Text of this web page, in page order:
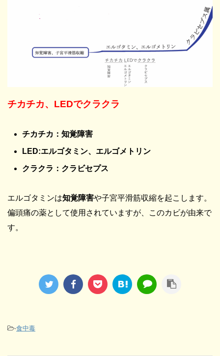
チカチカ、 LEDでクラクラ
チカチカ：知覚障害
LED:エルゴタミン、エルゴメトリン
クラクラ：クラビセプス
エルゴタミンは知覚障害や子宮平滑筋収縮を起こします。
偏頭痛の薬として使用されていますが、このカビが由来で
す。
-食中毒